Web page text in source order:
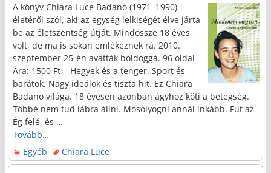
A könyv Chiara Luce Badano (1971–1990)
életéről szól, aki az egység lelkiségét élve járta
be az életszentség útját. Mindössze 18 éves
volt, de ma is sokan emlékeznek rá. 2010.
szeptember 25-én avatták boldoggá. 96 oldal
Ára: 1500 Ft Hegyek és a tenger. Sport és
barátok. Nagy ideálok és tiszta hit. Ez Chiara
Badano világa. 18 évesen azonban ágyhoz köti a betegség.
Többé nem tud lábra állni. Mosolyogni annál inkább. Fut az
Ég felé, és …
Tovább…
Egyéb
Chiara Luce